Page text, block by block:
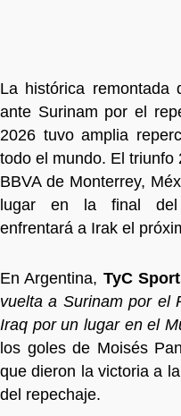
La histórica remontada
ante Surinam por el
2026 tuvo amplia
todo el mundo. El triunfo
BBVA de Monterrey,
lugar en la final del
enfrentará a Irak el
En Argentina, TyC
vuelta a Surinam por el
Iraq por un lugar en el
los goles de Moisés
que dieron la victoria a
del repechaje.